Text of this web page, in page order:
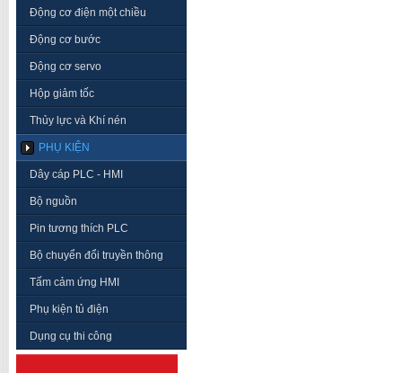
Động cơ điện một chiều
Động cơ bước
Động cơ servo
Hộp giảm tốc
Thủy lực và Khí nén
PHỤ KIỆN
Dây cáp PLC - HMI
Bộ nguồn
Pin tương thích PLC
Bộ chuyển đổi truyền thông
Tấm cảm ứng HMI
Phụ kiện tủ điện
Dụng cụ thi công